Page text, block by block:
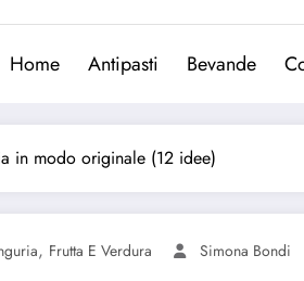
Home Antipasti Bevande
in modo originale (12 idee)
, Frutta E Verdura Simona Bondi